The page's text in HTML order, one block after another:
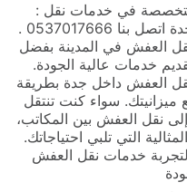
: شركة الهرم الرابع هي شركة متخصصة في خدمات نقل
العفش بأسعار مناسبة في مدينة جدة اتصل بنا 0537017666 .
العفش في المدينة بفضل
خدمات عالية الجودة.
العفش داخل جدة بطريقة
ميزانيتك. سواء كنت تنتقل
نقل العفش بين المكاتب،
التي تلبي احتياجاتك.
لتجربة خدمات نقل العفش